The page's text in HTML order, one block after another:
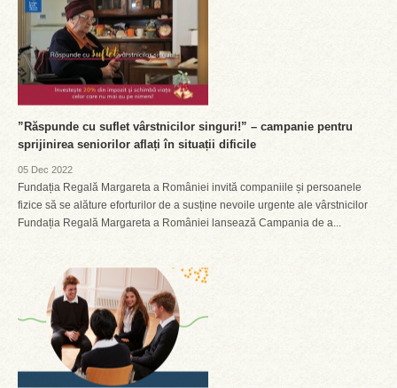
”Răspunde cu suflet vârstnicilor singuri!” – campanie pentru
sprijinirea seniorilor aflați în situații dificile
05 Dec 2022
Fundația Regală Margareta a României invită companiile și persoanele
fizice să se alăture eforturilor de a susține nevoile urgente ale vârstnicilor
Fundația Regală Margareta a României lansează Campania de a...